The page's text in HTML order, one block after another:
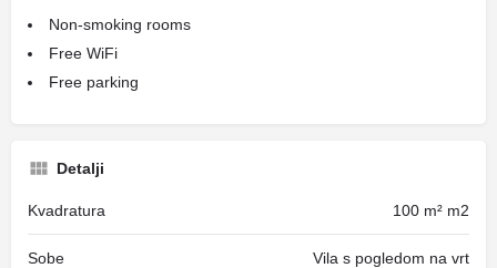
Non-smoking rooms
Free WiFi
Free parking
Detalji
Kvadratura 100 m² m2
Sobe Vila s pogledom na vrt